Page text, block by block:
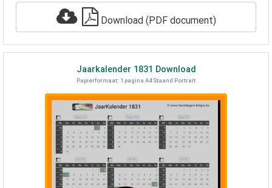
Download (PDF document)
Jaarkalender 1831 Download
Papierformaat: 1 pagina A4 Staand Portrait